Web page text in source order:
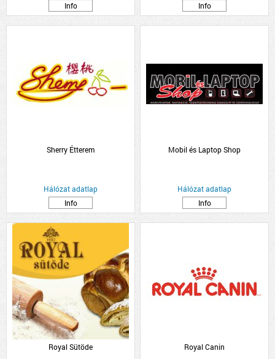
Info
Info
Sherry Étterem
Hálózat adatlap
Info
Mobil és Laptop Shop
Hálózat adatlap
Info
Royal Sütöde Royal Canin